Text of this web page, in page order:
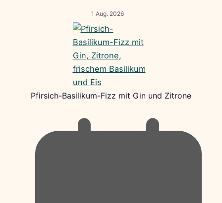
1 Aug. 2026
Pfirsich-Basilikum-Fizz mit Gin und Zitrone